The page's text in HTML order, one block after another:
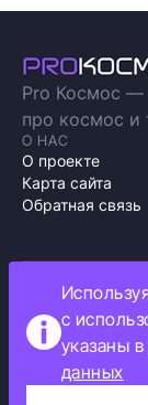
Pro Космос —
про космос и
О НАС
О проекте
Карта сайта
Обратная связь
Политика
Как мы
Информация
с
указаны в
данных